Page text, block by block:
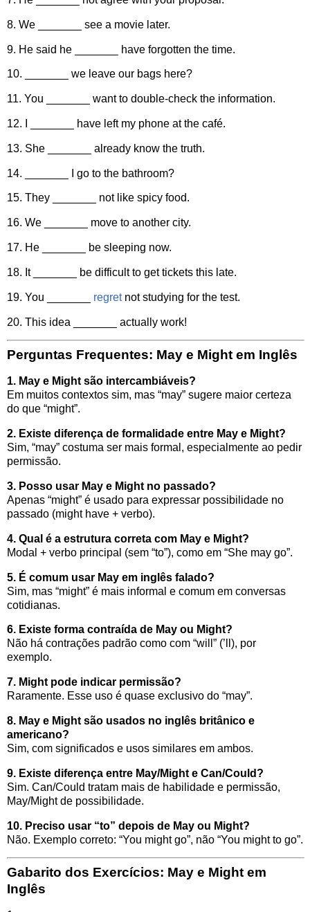
8. We _______ see a movie later.
9. He said he _______ have forgotten the time.
10. _______ we leave our bags here?
11. You _______ want to double-check the information.
12. I _______ have left my phone at the café.
13. She _______ already know the truth.
14. _______ I go to the bathroom?
15. They _______ not like spicy food.
16. We _______ move to another city.
17. He _______ be sleeping now.
18. It _______ be difficult to get tickets this late.
19. You _______ regret not studying for the test.
20. This idea _______ actually work!
Perguntas Frequentes: May e Might em Inglês
1. May e Might são intercambiáveis?
Em muitos contextos sim, mas “may” sugere maior certeza
do que “might”.
2. Existe diferença de formalidade entre May e Might?
Sim, “may” costuma ser mais formal, especialmente ao pedir
permissão.
3. Posso usar May e Might no passado?
Apenas “might” é usado para expressar possibilidade no
passado (might have + verbo).
4. Qual é a estrutura correta com May e Might?
Modal + verbo principal (sem “to”), como em “She may go”.
5. É comum usar May em inglês falado?
Sim, mas “might” é mais informal e comum em conversas
cotidianas.
6. Existe forma contraída de May ou Might?
Não há contrações padrão como com “will” (’ll), por
exemplo.
7. Might pode indicar permissão?
Raramente. Esse uso é quase exclusivo do “may”.
8. May e Might são usados no inglês britânico e
americano?
Sim, com significados e usos similares em ambos.
9. Existe diferença entre May/Might e Can/Could?
Sim. Can/Could tratam mais de habilidade e permissão,
May/Might de possibilidade.
10. Preciso usar “to” depois de May ou Might?
Não. Exemplo correto: “You might go”, não “You might to go”.
Gabarito dos Exercícios: May e Might em
Inglês